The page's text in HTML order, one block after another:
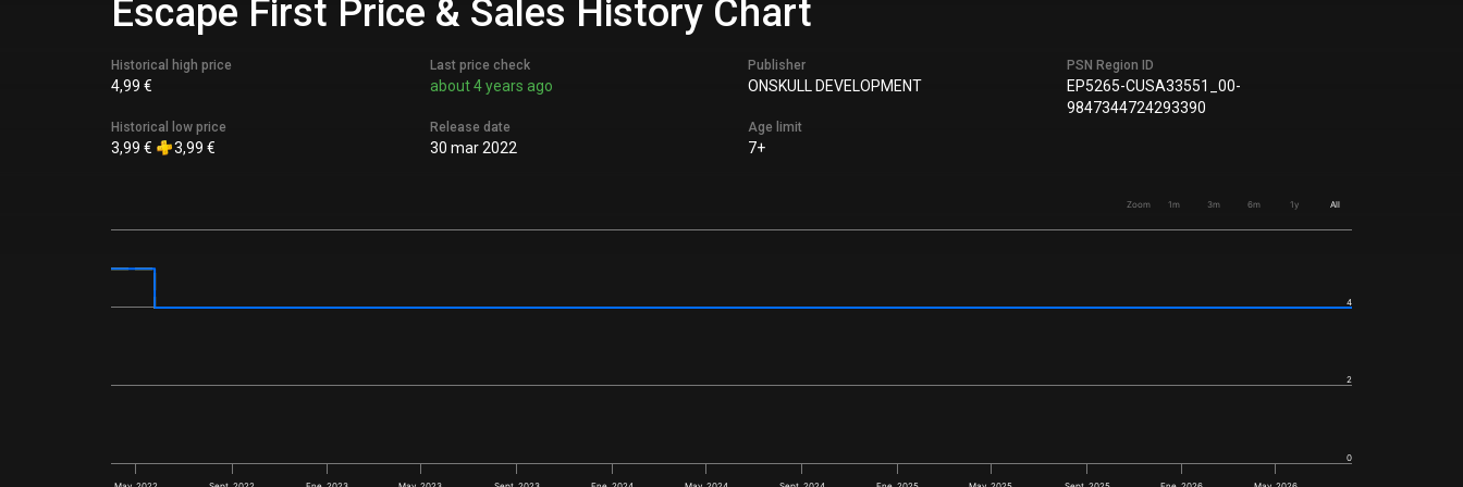
Escape First Price & Sales History Chart
Historical high price
4,99 €
Historical low price
3,99 € 3,99 €
Last price check
about 4 years ago
Release date
30 mar 2022
Publisher
ONSKULL DEVELOPMENT
Age limit
7+
PSN Region ID
EP5265-CUSA33551_00-
9847344724293390
Zoom 1m 3m 6m 1y All
0
2
4